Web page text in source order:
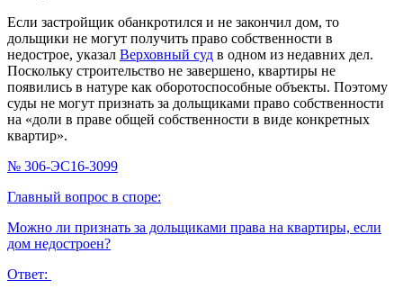
Если застройщик обанкротился и не закончил дом, то
дольщики не могут получить право собственности в
недострое, указал Верховный суд в одном из недавних дел.
Поскольку строительство не завершено, квартиры не
появились в натуре как оборотоспособные объекты. Поэтому
суды не могут признать за дольщиками право собственности
на «доли в праве общей собственности в виде конкретных
квартир».
№ 306-ЭС16-3099
Главный вопрос в споре:
Можно ли признать за дольщиками права на квартиры, если
дом недостроен?
Ответ: